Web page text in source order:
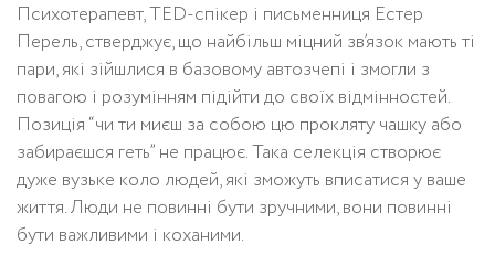
Психотерапевт, TED-спікер і письменниця Естер
Перель, стверджує, що найбільш міцний зв’язок мають ті
пари, які зійшлися в базовому автозчепі і змогли з
повагою і розумінням підійти до своїх відмінностей.
Позиція “чи ти миєш за собою цю прокляту чашку або
забираєшся геть” не працює. Така селекція створює
дуже вузьке коло людей, які зможуть вписатися у ваше
життя. Люди не повинні бути зручними, вони повинні
бути важливими і коханими.